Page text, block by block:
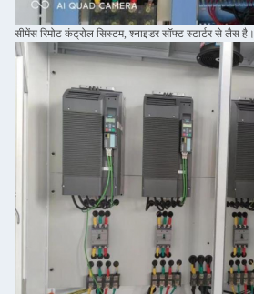
सीमेंस रिमोट कंट्रोल सिस्टम, श्नाइडर सॉफ्ट स्टार्टर से लैस है।